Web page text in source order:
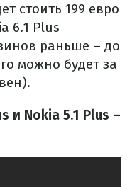
стоить 199 евро
6.1 Plus
раньше – до
можно будет за
и Nokia 5.1 Plus –